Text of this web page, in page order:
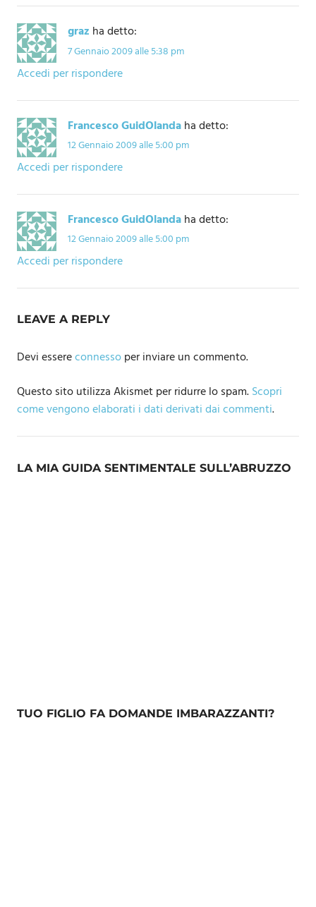
graz ha detto:
7 Gennaio 2009 alle 5:38 pm
Accedi per rispondere
Francesco GuidOlandaha detto:
12 Gennaio 2009 alle 5:00 pm
Accedi per rispondere
Francesco GuidOlandaha detto:
12 Gennaio 2009 alle 5:00 pm
Accedi per rispondere
LEAVE A REPLY
Devi essereconnessoper inviare un commento.
Questo sito utilizza Akismet per ridurre lo spam.Scopri
come vengono elaborati i dati derivati dai commenti.
LA MIA GUIDA SENTIMENTALE SULL’ABRUZZO
TUO FIGLIO FA DOMANDE IMBARAZZANTI?